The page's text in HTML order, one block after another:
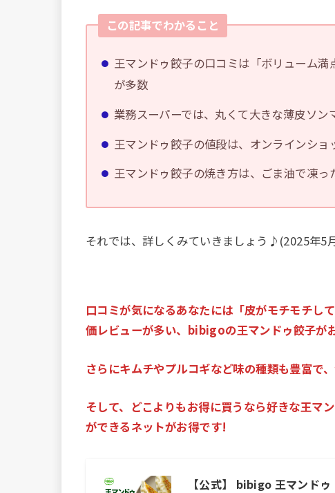
この記事でわかること
王マンドゥ餃子の口コミは「ボリューム
が多数
業務スーパーでは、丸くて大きな薄皮ソン
王マンドゥ餃子の値段は、オンラインシ
王マンドゥ餃子の焼き方は、ごま油で凍
それでは、詳しくみていきましょう♪(2025年5
口コミが気になるあなたには「皮がモチモチ
価レビューが多い、bibigoの王マンドゥ餃子が
さらにキムチやプルコギなど味の種類も豊富で
そして、どこよりもお得に買うなら好きな王マ
ができるネットがお得です!
【公式】 bibigo 王マンド